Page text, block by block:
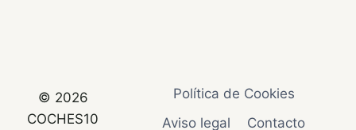
© 2026
COCHES10
Política de Cookies
Aviso legal
Contacto